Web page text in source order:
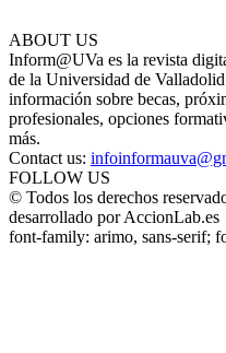
ABOUT US
Inform@UVa es la revista
de la Universidad de
información sobre becas,
profesionales, opciones
más.
Contact us:
FOLLOW US
© Todos los derechos
desarrollado por AccionLab.es
font-family: arimo, sans-serif;